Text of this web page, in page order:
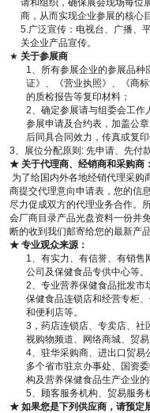
商，从而实现企业参展的核心目
5.广泛宣传：电视台、广播、
关企业产品宣传。
★ 关于参展商
1、所有参展企业的参展品种
证》、《营业执照》、《商
的质检报告等复印材料；
2、确定参展请与组委会工作
参展申请及合约表，加盖公
后同具合同效力，传真或复印
3、展位分配原则: 先申请、先付
★ 关于代理商、经销商和采购商：
为了给国内外各地经销代理采购
商提交代理意向申请表，您的信
尽力促成双方的代理业务合作。
会厂商目录产品光盘资料一份并
断的收到我们邮寄给您的最新产
★ 专业观众来源：
1、有实力、有信誉、有销售
公司及保健食品专供中心等。
2、专业营养保健食品批发市
保健食品连锁店和经营专柜
和便利店等。
3，药店连锁店、专卖店、社
视购物频道、网络商城、贸
4、驻华采购商、进出口贸易
多个省市驻京办事处、国资
构及营养保健食品生产企业
5、顾客服务机构、贸易服务
★ 如果您是下列供应商，请预定